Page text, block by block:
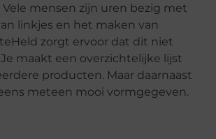
mensen zijn uren bezig met
linkjes en het maken van
zorgt ervoor dat dit niet
maakt een overzichtelijke lijst
producten. Maar daarnaast
meteen mooi vormgegeven.